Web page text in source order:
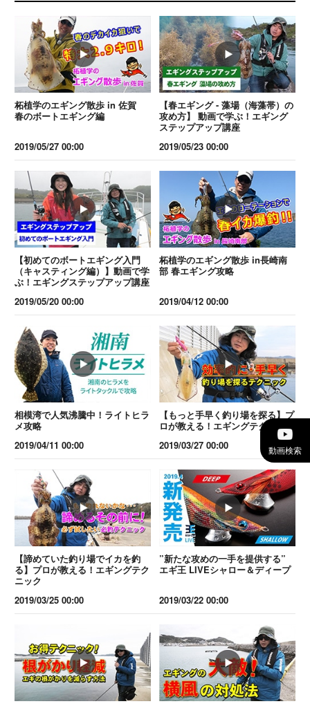
動画検索
柘植学のエギング散歩 in 佐賀
春のボートエギング編
2019/05/27 00:00
【春エギング - 藻場（海藻帯）の
攻め方】 動画で学ぶ！エギング
ステップアップ講座
2019/05/23 00:00
【初めてのボートエギング入門
（キャスティング編）】動画で学
ぶ！エギングステップアップ講座
2019/05/20 00:00
柘植学のエギング散歩 in長崎南
部 春エギング攻略
2019/04/12 00:00
相模湾で人気沸騰中！ライトヒラ
メ攻略
2019/04/11 00:00
【もっと手早く釣り場を探る】プ
ロが教える！エギングテクニック
2019/03/27 00:00
【諦めていた釣り場でイカを釣
る】プロが教える！エギングテク
ニック
2019/03/25 00:00
”新たな攻めの一手を提供する”
エギ王 LIVEシャロー＆ディープ
2019/03/22 00:00